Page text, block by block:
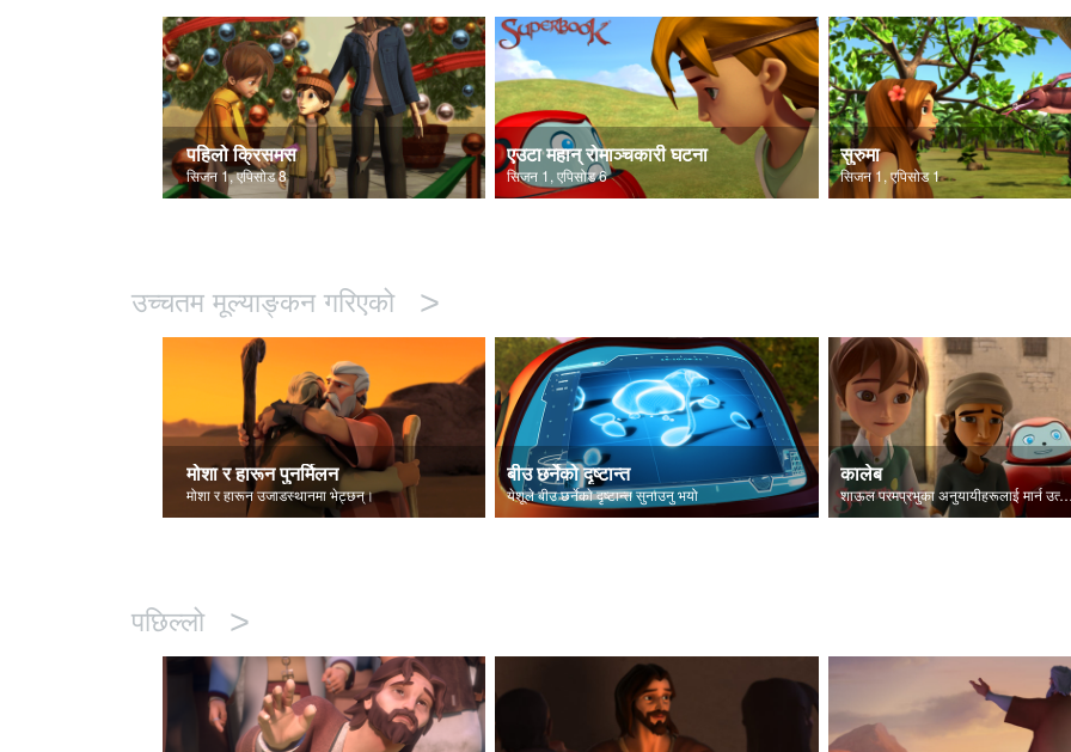
पहिलो क्रिसमस
सिजन 1, एपिसोड 8
एउटा महान् रोमाञ्चकारी घटना
सिजन 1, एपिसोड 6
सुरुमा
सिजन 1, एपिसोड 1
उच्चतम मूल्याङ्कन गरिएको >
मोशा र हारून पुनर्मिलन
मोशा र हारून उजाडस्थानमा भेट्छन्।
बीउ छर्नेको दृष्टान्त
येशूले बीउ छर्नेकाे दृष्टान्त सुनाउनु भयो
कालेब
शाऊल परमप्रभुका अनुयायीहरूलाई मार्न उत्सुक थिए।
पछिल्लो >